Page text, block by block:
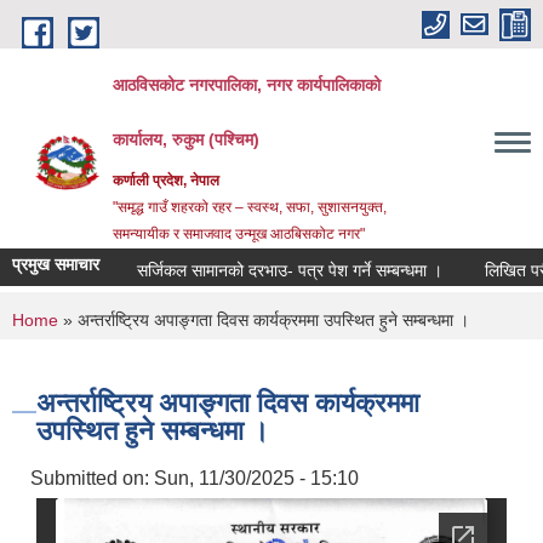
Skip to main content
आठविसकोट नगरपालिका, नगर कार्यपालिकाको
कार्यालय, रुकुम (पश्चिम)
कर्णाली प्रदेश, नेपाल
"समृद्ध गाउँ शहरको रहर – स्वस्थ, सफा, सुशासनयुक्त,
समन्यायीक र समाजवाद उन्मूख आठबिसकोट नगर"
प्रमुख समाचारसर्जिकल सामानको दरभाउ- पत्र पेश गर्ने सम्बन्धमा । लिखित
You are here
Home » अन्तर्राष्ट्रिय अपाङ्गता दिवस कार्यक्रममा उपस्थित हुने सम्बन्धमा ।
अन्तर्राष्ट्रिय अपाङ्गता दिवस कार्यक्रममा
उपस्थित हुने सम्बन्धमा ।
Submitted on: Sun, 11/30/2025 - 15:10